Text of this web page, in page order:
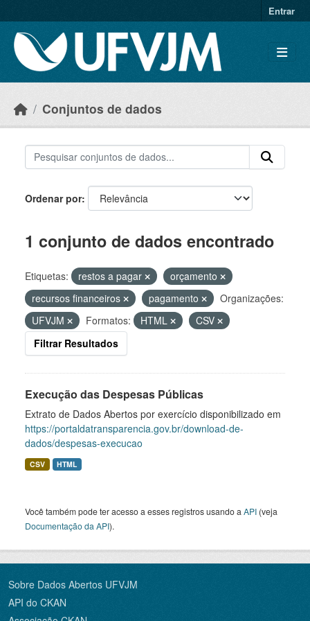
Entrar
Conjuntos de dados
Ordenar por
1 conjunto de dados encontrado
Etiquetas: restos a pagar
orçamento
recursos financeiros
pagamento
Organizações:
UFVJM
Formatos: HTML
CSV
Filtrar Resultados
Execução das Despesas Públicas
Extrato de Dados Abertos por exercício disponibilizado em
https://portaldatransparencia.gov.br/download-de-
dados/despesas-execucao
CSV HTML
Você também pode ter acesso a esses registros usando a API (veja
Documentação da API).
Sobre Dados Abertos UFVJM
API do CKAN